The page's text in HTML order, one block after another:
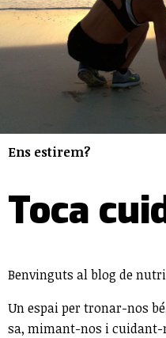
Ens estirem?
Toca
Benvinguts al blog de
Un espai per tronar-nos
sa, mimant-nos i cuidant-